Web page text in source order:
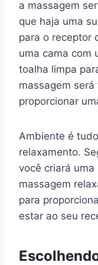
a massagem
que haja uma
para o receptor
uma cama com
toalha limpa
massagem
proporcionar
Ambiente é
relaxamento.
você criará
massagem
para
estar ao seu